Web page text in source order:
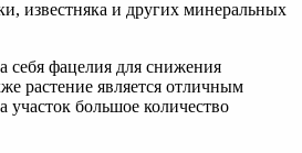
известняка и других минеральных
себя фацелия для снижения
растение является отличным
участок большое количество